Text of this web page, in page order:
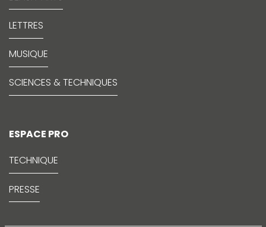
LETTRES
MUSIQUE
SCIENCES & TECHNIQUES
ESPACE PRO
TECHNIQUE
PRESSE